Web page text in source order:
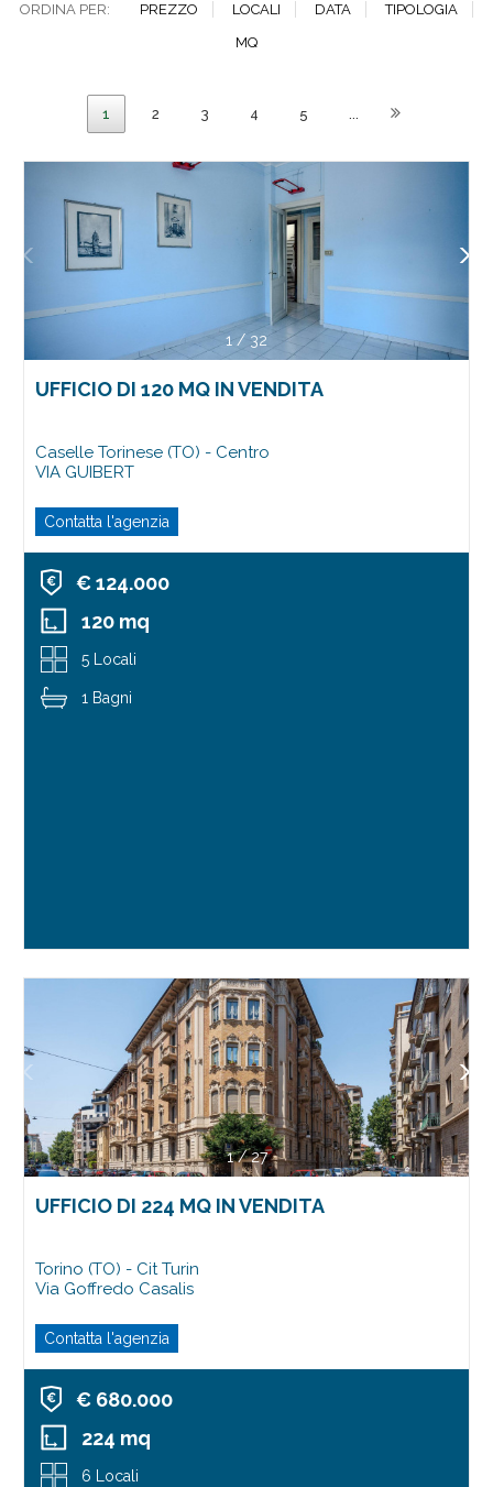
ORDINA PER: PREZZO LOCALI DATA
TIPOLOGIA
MQ
1 2 3 4 5 ...
1 / 32
UFFICIO DI 120 MQ IN VENDITA
Caselle Torinese (TO) - Centro
VIA GUIBERT
Contatta l'agenzia
€ 124.000
120 mq
5 Locali
1 Bagni
1/27
UFFICIO DI 224 MQ IN VENDITA
Torino (TO) - Cit Turin
Via Goffredo Casalis
Contatta l'agenzia
€ 680.000
224 mq
6 Locali